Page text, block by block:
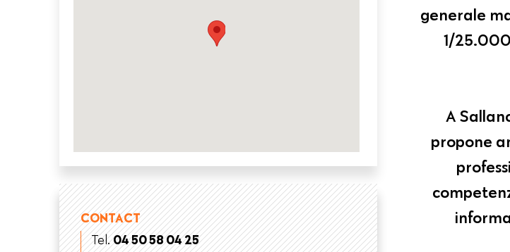
CONTACT
Tel.04 50 58 04 25
generale
1/
A
propone